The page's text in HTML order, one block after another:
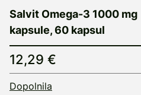
Salvit Omega-3 1000 mg
kapsule, 60 kapsul
12,29 €
Dopolnila